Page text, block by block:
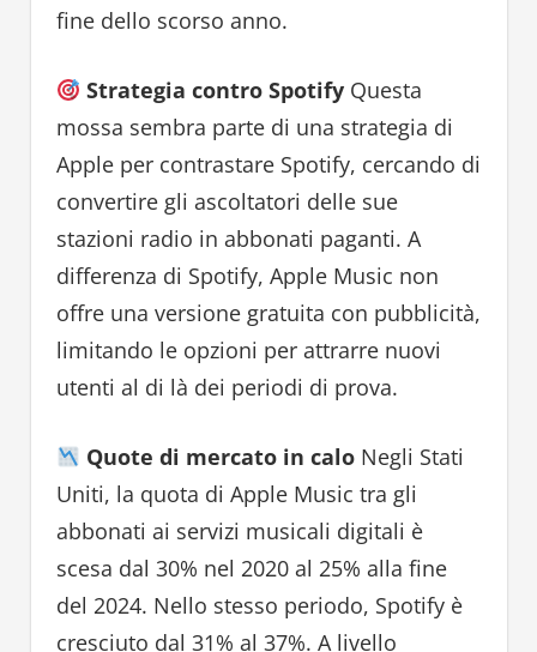
fine dello scorso anno.
Strategia contro Spotify Questa
mossa sembra parte di una strategia di
Apple per contrastare Spotify, cercando di
convertire gli ascoltatori delle sue
stazioni radio in abbonati paganti. A
differenza di Spotify, Apple Music non
offre una versione gratuita con pubblicità,
limitando le opzioni per attrarre nuovi
utenti al di là dei periodi di prova.
Quote di mercato in calo Negli Stati
Uniti, la quota di Apple Music tra gli
abbonati ai servizi musicali digitali è
scesa dal 30% nel 2020 al 25% alla fine
del 2024. Nello stesso periodo, Spotify è
cresciuto dal 31% al 37%. A livello